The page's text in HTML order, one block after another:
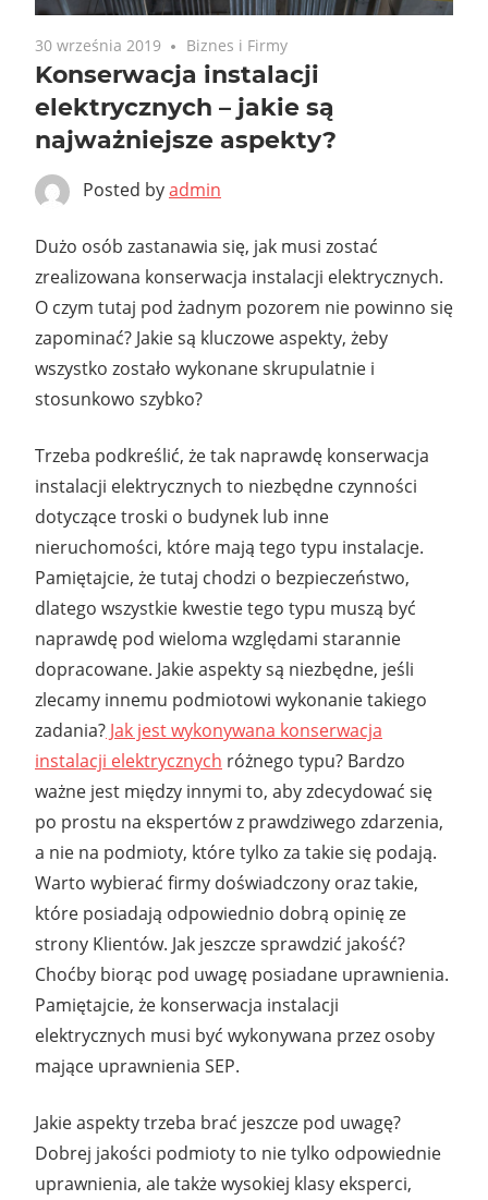
30 września 2019 Biznes i Firmy
Konserwacja instalacji
elektrycznych – jakie są
najważniejsze aspekty?
Posted byadmin
Dużo osób zastanawia się, jak musi zostać
zrealizowana konserwacja instalacji elektrycznych.
O czym tutaj pod żadnym pozorem nie powinno się
zapominać? Jakie są kluczowe aspekty, żeby
wszystko zostało wykonane skrupulatnie i
stosunkowo szybko?
Trzeba podkreślić, że tak naprawdę konserwacja
instalacji elektrycznych to niezbędne czynności
dotyczące troski o budynek lub inne
nieruchomości, które mają tego typu instalacje.
Pamiętajcie, że tutaj chodzi o bezpieczeństwo,
dlatego wszystkie kwestie tego typu muszą być
naprawdę pod wieloma względami starannie
dopracowane. Jakie aspekty są niezbędne, jeśli
zlecamy innemu podmiotowi wykonanie takiego
zadania? Jak jest wykonywana konserwacja
instalacji elektrycznych różnego typu? Bardzo
ważne jest między innymi to, aby zdecydować się
po prostu na ekspertów z prawdziwego zdarzenia,
a nie na podmioty, które tylko za takie się podają.
Warto wybierać firmy doświadczony oraz takie,
które posiadają odpowiednio dobrą opinię ze
strony Klientów. Jak jeszcze sprawdzić jakość?
Choćby biorąc pod uwagę posiadane uprawnienia.
Pamiętajcie, że konserwacja instalacji
elektrycznych musi być wykonywana przez osoby
mające uprawnienia SEP.
Jakie aspekty trzeba brać jeszcze pod uwagę?
Dobrej jakości podmioty to nie tylko odpowiednie
uprawnienia, ale także wysokiej klasy eksperci,